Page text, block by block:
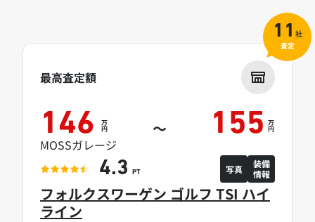
フォルクスワーゲン ゴルフ TSI ハイ
ライン
最高査定額
146 万
円 ～ 155 万
円
MOSSガレージ
4.3 PT 写真
装備
情報
11 社
査定